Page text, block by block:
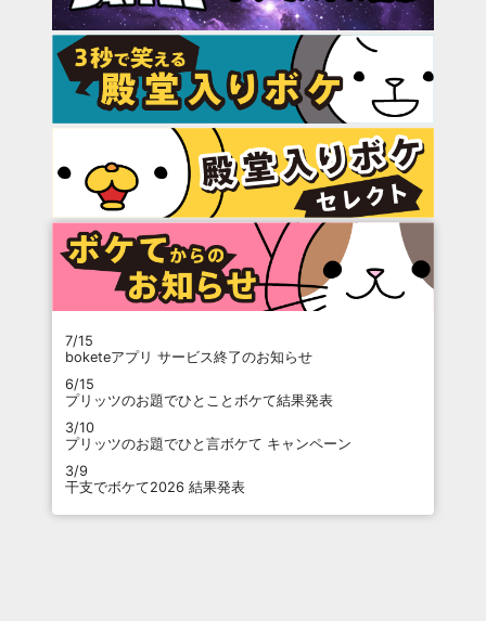
7/15
boketeアプリ サービス終了のお知らせ
6/15
プリッツのお題でひとことボケて結果発表
3/10
プリッツのお題でひと言ボケて キャンペーン
3/9
干支でボケて2026 結果発表